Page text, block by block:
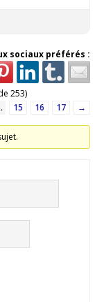
sociaux préférés :
253)
15 16 17 →